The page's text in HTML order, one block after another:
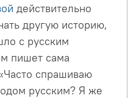
действительно
другую историю,
с русским
пишет сама
спрашиваю
русским? Я же